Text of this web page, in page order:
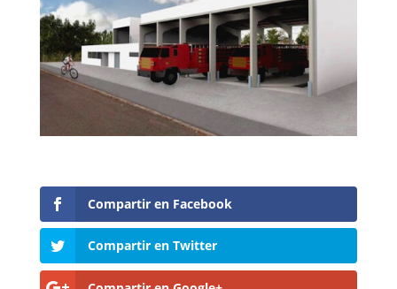
Compartir en Facebook
Compartir en Twitter